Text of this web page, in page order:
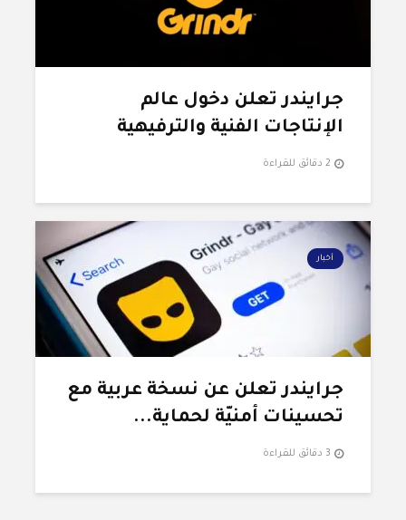
جرايندر تعلن دخول عالم
الإنتاجات الفنية والترفيهية
2 دقائق للقراءة
أخبار
جرايندر تعلن عن نسخة عربية مع
تحسينات أمنيّة لحماية...
3 دقائق للقراءة